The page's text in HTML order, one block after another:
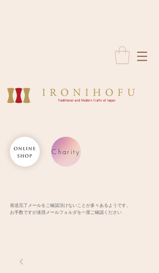
Charity
発送完了メールをご確認頂けないことが多々あるようです。
お手数ですが迷惑メールフォルダを一度ご確認ください​